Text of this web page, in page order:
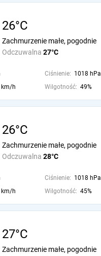
26°C
Odczuwalna 27°C
Zachmurzenie małe, pogodnie
Ciśnienie: 1018 hPa
km/h Wilgotność: 49%
26°C
Odczuwalna 28°C
Zachmurzenie małe, pogodnie
Ciśnienie: 1018 hPa
km/h Wilgotność: 45%
27°C
Zachmurzenie małe, pogodnie